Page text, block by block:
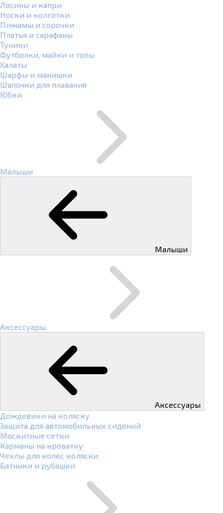
Лосины и капри
Носки и колготки
Пижамы и сорочки
Платья и сарафаны
Туники
Футболки, майки и топы
Халаты
Шарфы и манишки
Шапочки для плавания
Юбки
Малыши
Малыши
Аксессуары
Аксессуары
Дождевики на коляску
Защита для автомобильных сидений
Москитные сетки
Карманы на кроватку
Чехлы для колес коляски
Батники и рубашки